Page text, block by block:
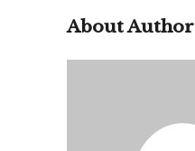
About Author